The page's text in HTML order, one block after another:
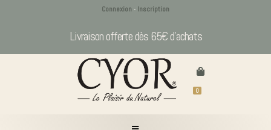
Livraison offerte dès 65€ d’achats
Livraison dès 4,90€ seulement
Connexion - Inscription
0
Menu
BOUGIES
ARTISANALES
Parfums
d’intérieur